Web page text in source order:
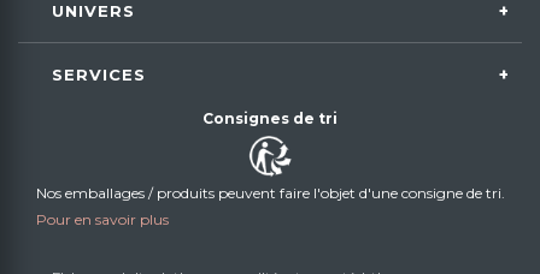
UNIVERS
SERVICES
Consignes de tri
Nos emballages / produits peuvent faire l'objet d'une consigne de tri.
Pour en savoir plus